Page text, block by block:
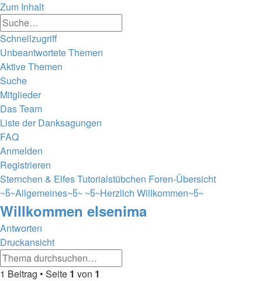
Zum Inhalt
Schnellzugriff
Unbeantwortete Themen
Aktive Themen
Suche
Mitglieder
Das Team
Liste der Danksagungen
FAQ
Anmelden
Registrieren
Sternchen & Elfes Tutorialstübchen Foren-Übersicht
~წ~Allgemeines~წ~ ~წ~Herzlich Willkommen~წ~
Willkommen elsenima
Antworten
Druckansicht
1 Beitrag • Seite 1 von 1